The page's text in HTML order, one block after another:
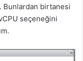
Bunlardan birtanesi
seçeneğini